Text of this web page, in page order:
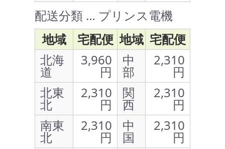
配送分類 … プリンス電機
地域
宅配便 地域 宅配便
北海
道
3,960
円
中
部
2,310
円
北東
北
2,310
円
関
西
2,310
円
南東
北
2,310
円
中
国
2,310
円